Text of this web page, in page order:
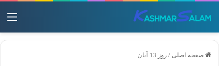
صفحه اصلی / روز 13 آبان